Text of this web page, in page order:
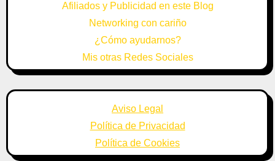
Afiliados y Publicidad en este Blog
Networking con cariño
¿Cómo ayudarnos?
Mis otras Redes Sociales
Aviso Legal
Política de Privacidad
Política de Cookies